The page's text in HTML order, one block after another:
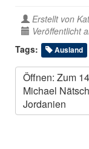
Erstellt von
Veröffentlicht
Tags:
Ausland
Öffnen: Zum
Michael
Jordanien